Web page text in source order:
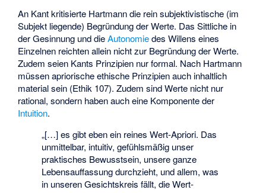
An Kant kritisierte Hartmann die rein subjektivistische (im
Subjekt liegende) Begründung der Werte. Das Sittliche in
der Gesinnung und dieAutonomiedes Willens eines
Einzelnen reichten allein nicht zur Begründung der Werte.
Zudem seien Kants Prinzipien nur formal. Nach Hartmann
müssen apriorische ethische Prinzipien auch inhaltlich
material sein (Ethik 107). Zudem sind Werte nicht nur
rational, sondern haben auch eine Komponente der
Intuition.
„[…] es gibt eben ein reines Wert-Apriori. Das
unmittelbar, intuitiv, gefühlsmäßig unser
praktisches Bewusstsein, unsere ganze
Lebensauffassung durchzieht, und allem, was
in unseren Gesichtskreis fällt, die Wert-